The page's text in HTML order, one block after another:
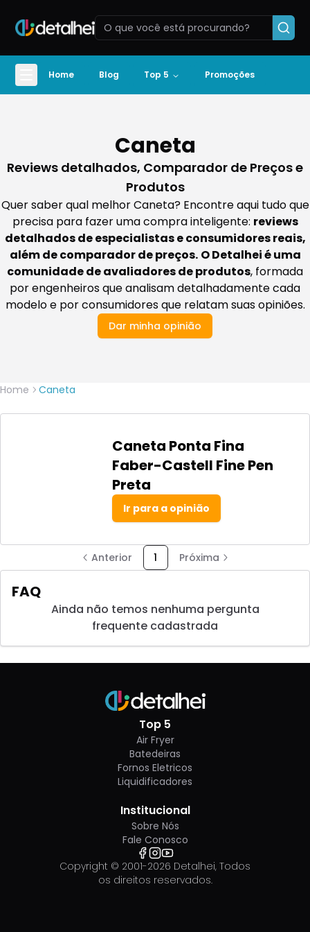
Home Blog Top 5 Promoções
Caneta
Reviews detalhados, Comparador de Preços e
Produtos
Quer saber qual melhor Caneta? Encontre aqui tudo que
precisa para fazer uma compra inteligente: reviews
detalhados de especialistas e consumidores reais,
além de comparador de preços. O Detalhei é uma
comunidade de avaliadores de produtos, formada
por engenheiros que analisam detalhadamente cada
modelo e por consumidores que relatam suas opiniões.
Dar minha opinião
Home Caneta
Caneta Ponta Fina
Faber-Castell Fine Pen
Preta
Ir para a opinião
Anterior 1 Próxima
FAQ
Ainda não temos nenhuma pergunta
frequente cadastrada
Top 5
Air Fryer
Batedeiras
Fornos Eletricos
Liquidificadores
Institucional
Sobre Nós
Fale Conosco
Copyright © 2001-2026 Detalhei, Todos
os direitos reservados.